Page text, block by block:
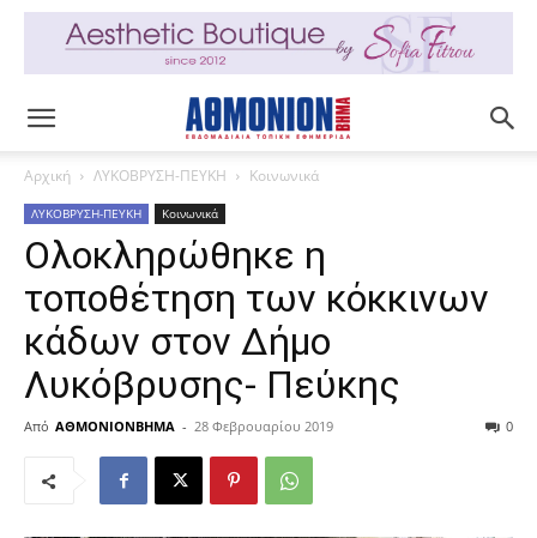
Αρχική ΛΥΚΟΒΡΥΣΗ-ΠΕΥΚΗ Κοινωνικά
ΛΥΚΟΒΡΥΣΗ-ΠΕΥΚΗ Κοινωνικά
Ολοκληρώθηκε η
τοποθέτηση των κόκκινων
κάδων στον Δήμο
Λυκόβρυσης- Πεύκης
Από ΑΘΜΟΝΙΟΝΒΗΜΑ - 28 Φεβρουαρίου 2019 0